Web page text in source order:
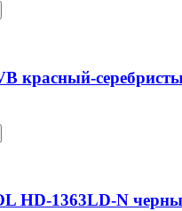
красный-
HD-1363LD-N